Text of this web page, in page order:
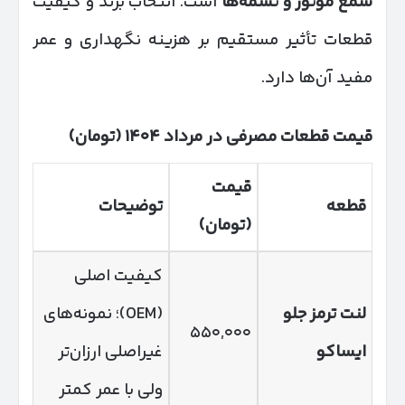
قطعات تأثیر مستقیم بر هزینه نگهداری و عمر
مفید آن‌ها دارد.
قیمت قطعات مصرفی در مرداد۱۴۰۴ ( تومان)
قطعه
قیمت
(تومان)
توضیحات
لنت ترمز جلو
ایساکو
۵۵۰,۰۰۰
کیفیت اصلی
(OEM)؛ نمونه‌های
غیراصلی ارزان‌تر
ولی با عمر کمتر